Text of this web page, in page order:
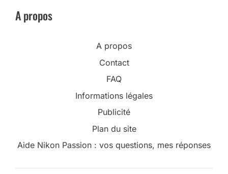
A propos
A propos
Contact
FAQ
Informations légales
Publicité
Plan du site
Aide Nikon Passion : vos questions, mes réponses